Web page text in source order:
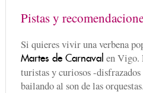
Pistas y
Si quieres vivir una verbena
Martes de Carnaval en
turistas y curiosos -
bailando al son de las